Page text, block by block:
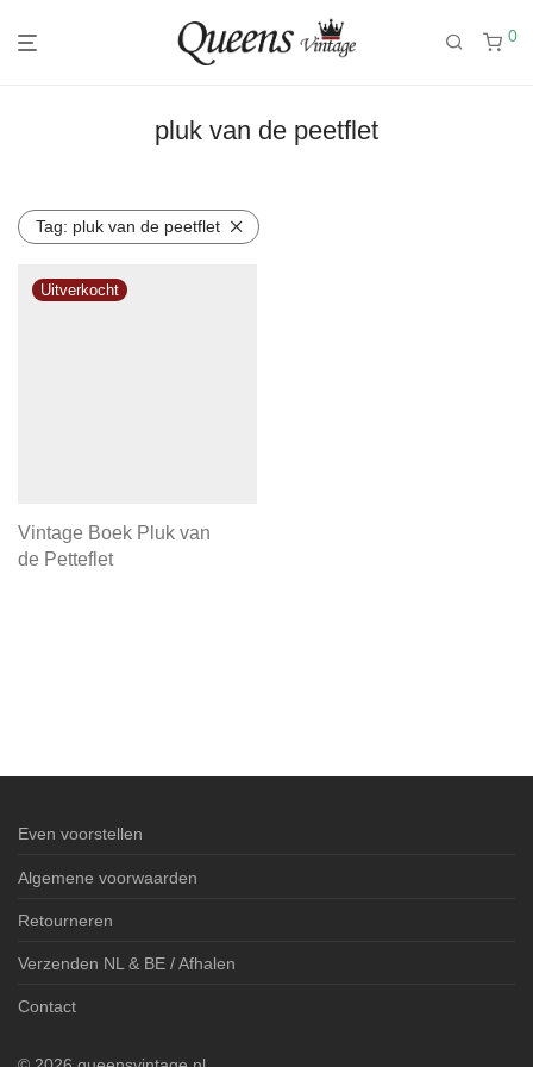
0
pluk van de peetflet
Tag: pluk van de peetflet
Vintage Boek Pluk van
de Petteflet
Even voorstellen
Algemene voorwaarden
Retourneren
Verzenden NL & BE / Afhalen
Contact